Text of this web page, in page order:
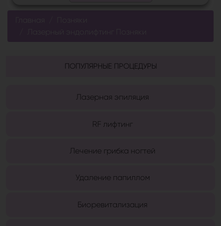
Главная
Лазерный эндолифтинг Позняки
ПОПУЛЯРНЫЕ ПРОЦЕДУРЫ
Лазерная эпиляция
RF лифтинг
Лечение грибка ногтей
Удаление папиллом
Биоревитализация